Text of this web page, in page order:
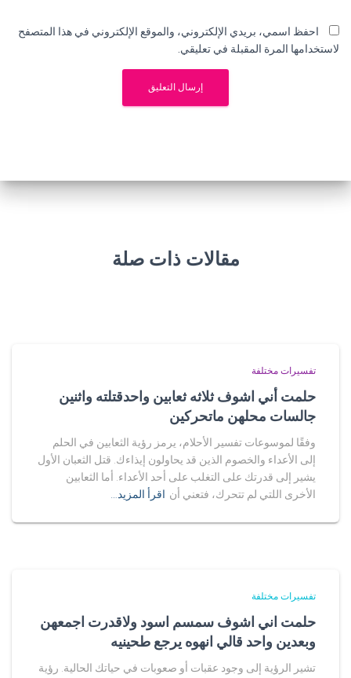
احفظ اسمي، بريدي الإلكتروني، والموقع الإلكتروني في هذا المتصفح
لاستخدامها المرة المقبلة في تعليقي.
مقالات ذات صلة
تفسيرات مختلفة
حلمت أني اشوف ثلاثه ثعابين واحدقتلته واثنين
جالسات محلهن ماتحركين
وفقًا لموسوعات تفسير الأحلام، يرمز رؤية الثعابين في الحلم
إلى الأعداء والخصوم الذين قد يحاولون إيذاءك. قتل الثعبان الأول
يشير إلى قدرتك على التغلب على أحد الأعداء. أما الثعابين
الأخرى اللتي لم تتحرك، فتعني أن اقرأ المزيد…
تفسيرات مختلفة
حلمت اني اشوف سمسم اسود ولاقدرت اجمعهن
وبعدين واحد قالي انهوه يرجع طحينيه
تشير الرؤية إلى وجود عقبات أو صعوبات في حياتك الحالية. رؤية